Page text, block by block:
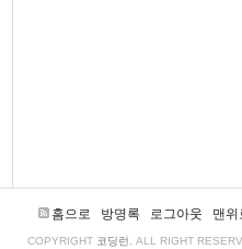
홈으로 방명록 로그아웃 맨위
COPYRIGHT 코딩런 , ALL RIGHT